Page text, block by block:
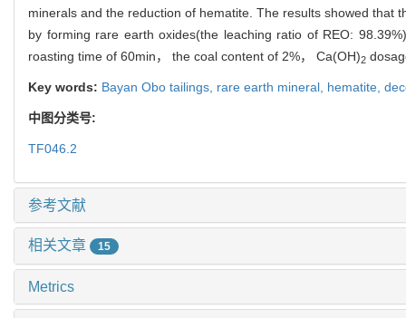
minerals and the reduction of hematite. The results showed
by forming rare earth oxides(the leaching ratio of REO:
roasting time of 60min， the coal content of 2%， Ca(OH)2
Key words: Bayan Obo tailings, rare earth mineral, hematite,
中图分类号:
TF046.2
参考文献
相关文章 15
Metrics